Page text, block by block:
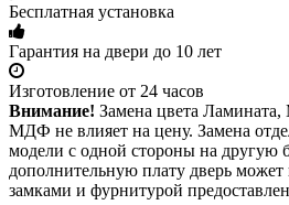
Бесплатная установка
Гарантия на двери до 10 лет
Изготовление от 24 часов
Внимание! Замена цвета
МДФ не влияет на цену. Замена
модели с одной стороны на другую
дополнительную плату дверь
замками и фурнитурой